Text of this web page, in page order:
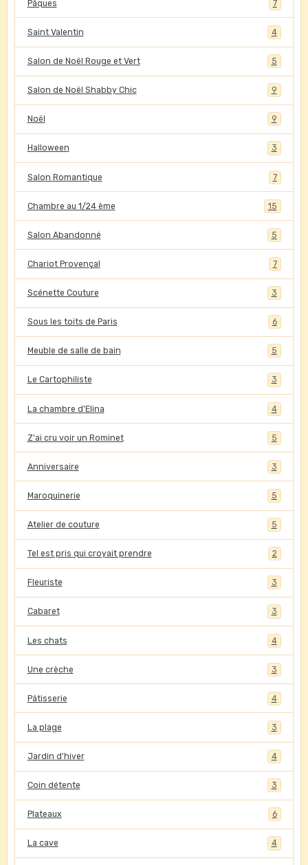
Pâques 7
Saint Valentin 4
Salon de Noël Rouge et Vert 5
Salon de Noël Shabby Chic 9
Noël 9
Halloween 3
Salon Romantique 7
Chambre au 1/24 ème 15
Salon Abandonné 5
Chariot Provençal 7
Scénette Couture 3
Sous les toits de Paris 6
Meuble de salle de bain 5
Le Cartophiliste 3
La chambre d'Elina 4
Z'ai cru voir un Rominet 5
Anniversaire 3
Maroquinerie 5
Atelier de couture 5
Tel est pris qui croyait prendre 2
Fleuriste 3
Cabaret 3
Les chats 4
Une crèche 3
Pâtisserie 4
La plage 3
Jardin d'hiver 4
Coin détente 3
Plateaux 6
La cave 4